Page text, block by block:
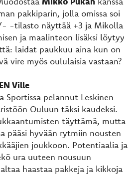
pakkiparin, jolla omissa soi
-tilasto näyttää +3 ja Mikolla
ja maalinteon lisäksi löytyy
laidat paukkuu aina kun on
vire myös oululaisia vastaan?
Ville
Sportissa pelannut Leskinen
Ouluun täksi kaudeksi.
täyttämä, mutta
pääsi hyvään rytmiin nousten
joukkoon. Potentiaalia ja
ura uuteen nousuun
haastaa pakkeja ja kikkoja